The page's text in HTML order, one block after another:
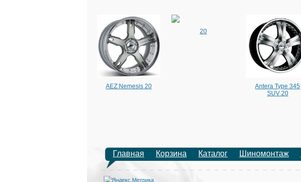
AEZ Nemesis 20
20
Antera Type 345
SUV 20
Главная Корзина Каталог Шиномонтаж